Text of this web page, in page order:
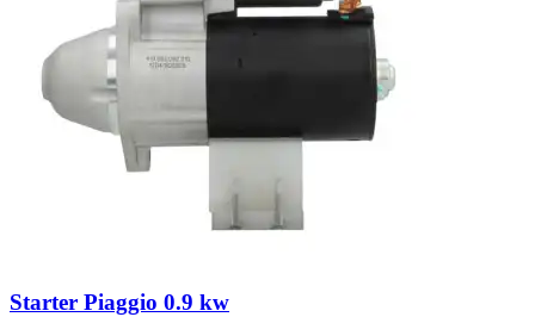
Starter Piaggio 0.9 kw